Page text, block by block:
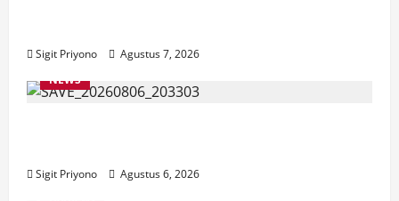
Sigit Priyono
Agustus 7, 2026
NEWS
Sigit Priyono
Agustus 6, 2026